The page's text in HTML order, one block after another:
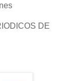
DE